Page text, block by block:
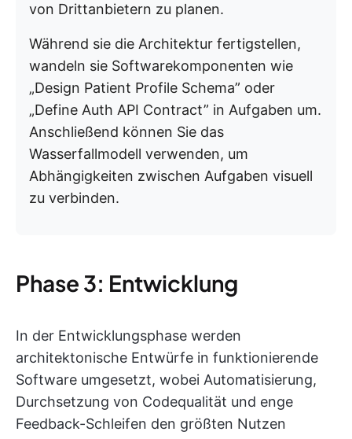
von Drittanbietern zu planen.
Während sie die Architektur fertigstellen,
wandeln sie Softwarekomponenten wie
„Design Patient Profile Schema” oder
„Define Auth API Contract” in Aufgaben um.
Anschließend können Sie das
Wasserfallmodell verwenden, um
Abhängigkeiten zwischen Aufgaben visuell
zu verbinden.
Phase 3: Entwicklung
In der Entwicklungsphase werden
architektonische Entwürfe in funktionierende
Software umgesetzt, wobei Automatisierung,
Durchsetzung von Codequalität und enge
Feedback-Schleifen den größten Nutzen